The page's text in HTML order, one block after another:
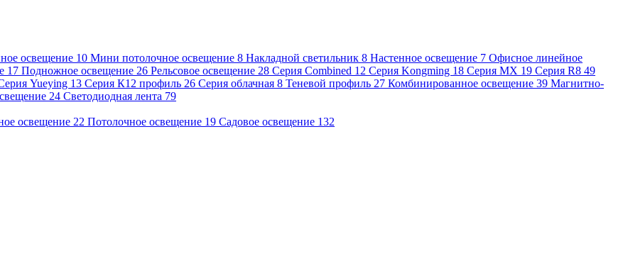
освещение 10 Мини потолочное освещение 8 Накладной светильник 8 Настенное освещение 7 Офисное линейное
17 Подножное освещение 26 Рельсовое освещение 28 Серия Combined 12 Серия Kongming 18 Серия MX 19 Серия R8 49
Yueying 13 Серия К12 профиль 26 Серия облачная 8 Теневой профиль 27 Комбинированное освещение 39 Магнитно-
24 Светодиодная лента 79
освещение 22 Потолочное освещение 19 Садовое освещение 132